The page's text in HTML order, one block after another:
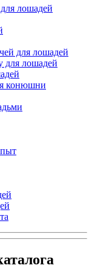
лошадей
для лошадей
для лошадей
конюшни